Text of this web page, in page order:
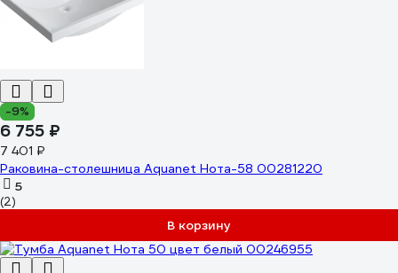
-9%
6 755 ₽
7 401 ₽
Раковина-столешница Aquanet Нота-58 00281220
5
(2)
В корзину